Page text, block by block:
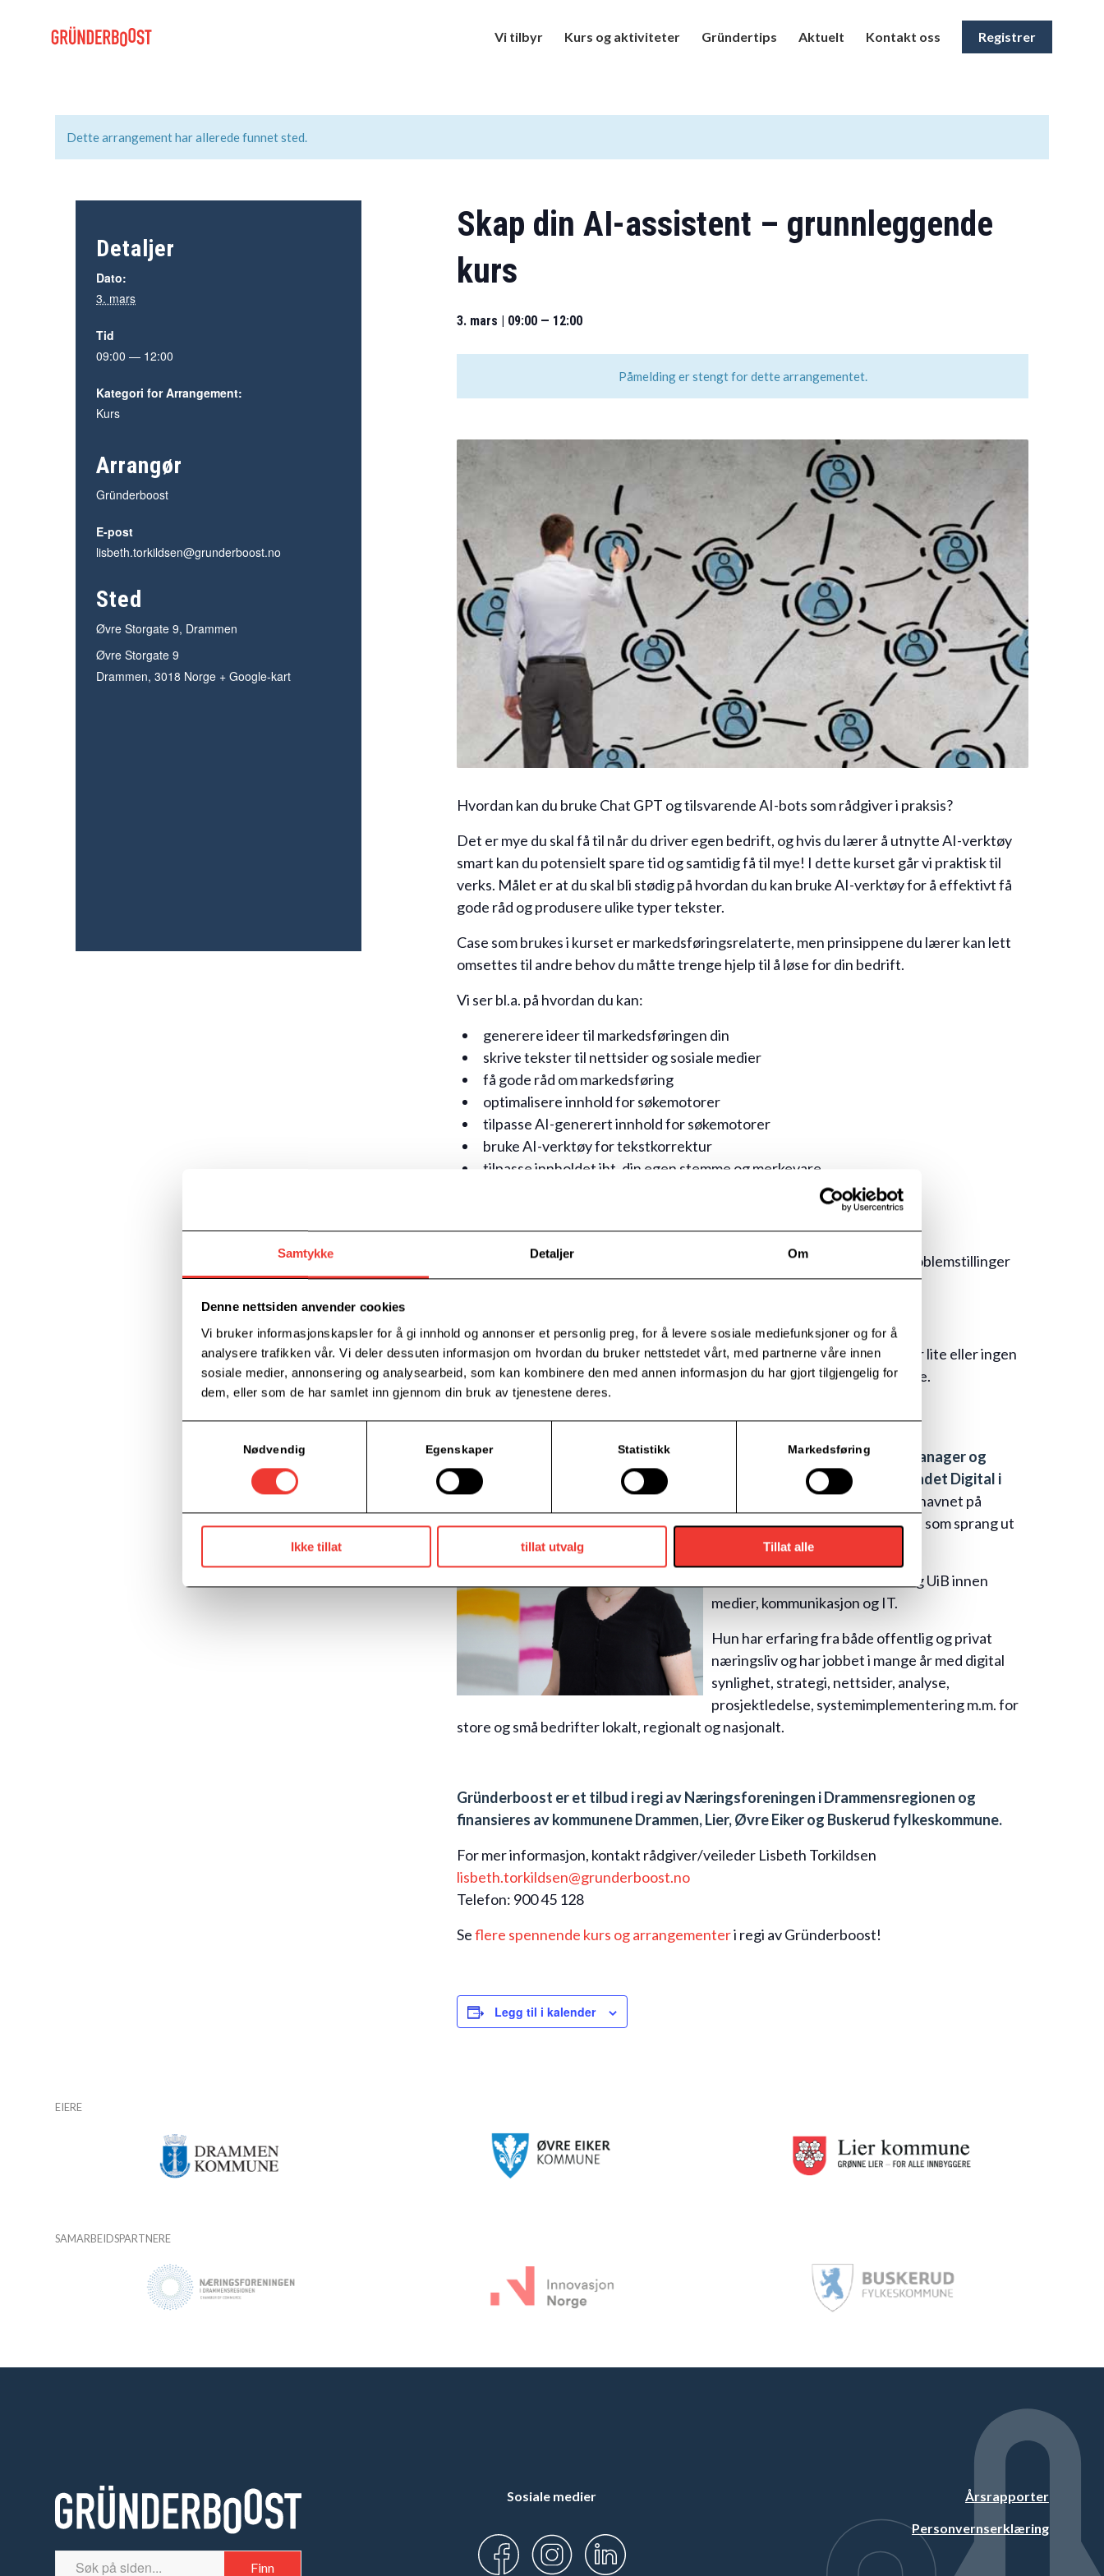
Samtykke Detaljer Om
Denne nettsiden anvender cookies
Vi bruker informasjonskapsler for å gi innhold og annonser et personlig preg, for å levere sosiale mediefunksjoner og for å
analysere trafikken vår. Vi deler dessuten informasjon om hvordan du bruker nettstedet vårt, med partnerne våre innen
sosiale medier, annonsering og analysearbeid, som kan kombinere den med annen informasjon du har gjort tilgjengelig for
dem, eller som de har samlet inn gjennom din bruk av tjenestene deres.
Nødvendig Egenskaper Statistikk Markedsføring
Ikke tillat tillat utvalg Tillat alle
Vi tilbyr Kurs og aktiviteter Gründertips Aktuelt Kontakt oss Registrer
Dette arrangement har allerede funnet sted.
Skap din AI-assistent – grunnleggende
kurs
3. mars | 09:00 — 12:00
Påmelding er stengt for dette arrangementet.
Hvordan kan du bruke Chat GPT og tilsvarende AI-bots som rådgiver i praksis?
Det er mye du skal få til når du driver egen bedrift, og hvis du lærer å utnytte AI-verktøy
smart kan du potensielt spare tid og samtidig få til mye! I dette kurset går vi praktisk til
verks. Målet er at du skal bli stødig på hvordan du kan bruke AI-verktøy for å effektivt få
gode råd og produsere ulike typer tekster.
Case som brukes i kurset er markedsføringsrelaterte, men prinsippene du lærer kan lett
omsettes til andre behov du måtte trenge hjelp til å løse for din bedrift.
Vi ser bl.a. på hvordan du kan:
generere ideer til markedsføringen din
skrive tekster til nettsider og sosiale medier
få gode råd om markedsføring
optimalisere innhold for søkemotorer
tilpasse AI-generert innhold for søkemotorer
bruke AI-verktøy for tekstkorrektur
tilpasse innholdet iht. din egen stemme og merkevare
Ta gjerne med deg dine spørsmål inn i kurset for å få hjelp til dine egne problemstillinger
og praktiske behov!
Det kreves ingen forkunnskaper, og kurset er mest nyttig for deg som har lite eller ingen
erfaring med bedriftsrettet bruk av AI-verktøy som Chat GPT fra tidligere.
Kursholder er Hanne Bakken, manager og
prosjektleder i forretningsområdet Digital i
som foreløpig er navnet på
regnskaps- og rådgivningsmiljøet som sprang ut
av BDO i vinter.
Hanne er utdannet ved NTNU og UiB innen
medier, kommunikasjon og IT.
Hun har erfaring fra både offentlig og privat
næringsliv og har jobbet i mange år med digital
synlighet, strategi, nettsider, analyse,
prosjektledelse, systemimplementering m.m. for
store og små bedrifter lokalt, regionalt og nasjonalt.
Gründerboost er et tilbud i regi av Næringsforeningen i Drammensregionen og
finansieres av kommunene Drammen, Lier, Øvre Eiker og Buskerud fylkeskommune.
For mer informasjon, kontakt rådgiver/veileder Lisbeth Torkildsen
lisbeth.torkildsen@grunderboost.no
Telefon: 900 45 128
Seflere spennende kurs og arrangementeri regi av Gründerboost!
Legg til i kalender
Detaljer
Dato:
3. mars
Tid
09:00 — 12:00
Kategori for Arrangement:
Kurs
Arrangør
Gründerboost
E-post
lisbeth.torkildsen@grunderboost.no
Sted
Øvre Storgate 9, Drammen
Øvre Storgate 9
Drammen, 3018 Norge + Google-kart
EIERE
SAMARBEIDSPARTNERE
Sosiale medier Årsrapporter
Personvernserklæring